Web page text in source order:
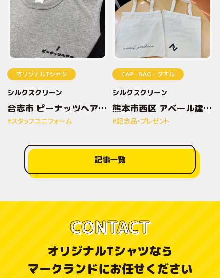
オリジナルTシャツ
シルクスクリーン
合志市 ピーナッツヘアー
様 オリジナルプリントT
シャツ
#スタッフユニフォーム
CAP・BAG・タオル
シルクスクリーン
熊本市西区 アベール建設
株式会社様 オリジナルプ
リントトートバッグ
#記念品・プレゼント
記事一覧
CONTACT
オリジナルTシャツなら
マークランドにお任せください